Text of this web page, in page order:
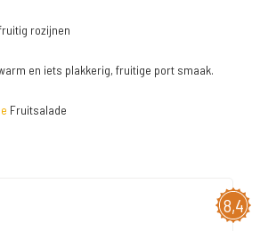
rozijnen
en iets plakkerig, fruitige port smaak.
Fruitsalade
8,4